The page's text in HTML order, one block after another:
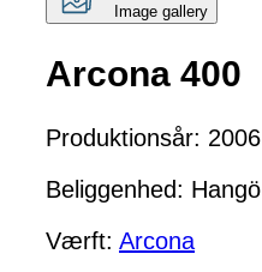
Image gallery
Arcona 400
Produktionsår: 2006
Beliggenhed: Hangö
Værft: Arcona